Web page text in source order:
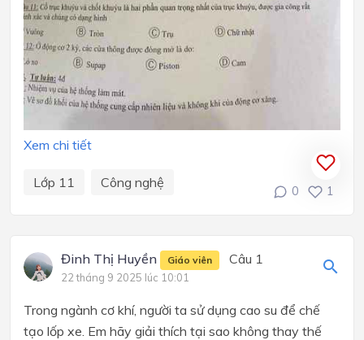
Xem chi tiết
Lớp 11 Công nghệ
0 1
Đinh Thị Huyền Giáo viên Câu 1
22 tháng 9 2025 lúc 10:01
Trong ngành cơ khí, người ta sử dụng cao su để chế
tạo lốp xe. Em hãy giải thích tại sao không thay thế